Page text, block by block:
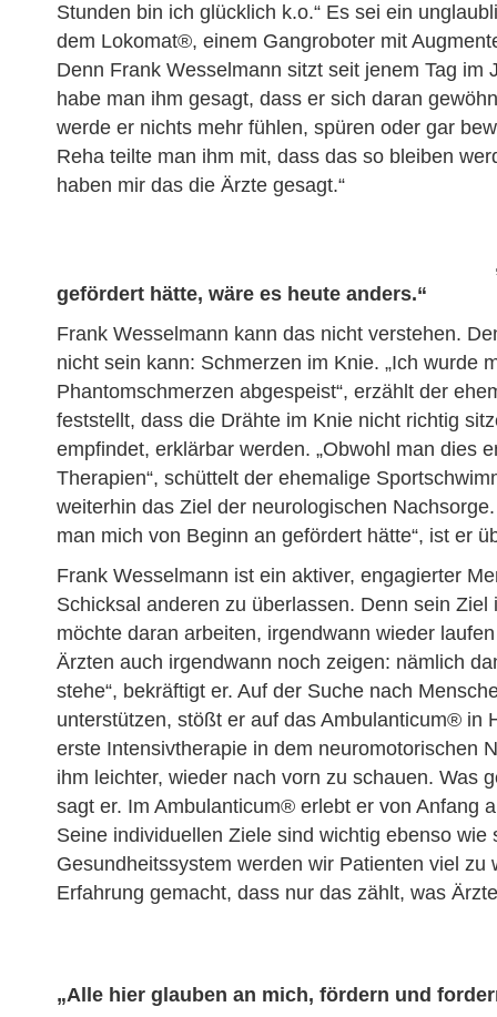
Stunden bin ich glücklich k.o.“ Es sei ein
dem Lokomat®, einem Gangroboter mit
Denn Frank Wesselmann sitzt seit jenem Tag
habe man ihm gesagt, dass er sich daran
werde er nichts mehr fühlen, spüren oder gar
Reha teilte man ihm mit, dass das so bleiben
haben mir das die Ärzte gesagt.“
gefördert hätte, wäre es heute anders.“
Frank Wesselmann kann das nicht verstehen.
nicht sein kann: Schmerzen im Knie. „Ich wurde
Phantomschmerzen abgespeist“, erzählt der
feststellt, dass die Drähte im Knie nicht richtig
empfindet, erklärbar werden. „Obwohl man dies
Therapien“, schüttelt der ehemalige
weiterhin das Ziel der neurologischen
man mich von Beginn an gefördert hätte“, ist er
Frank Wesselmann ist ein aktiver, engagierter
Schicksal anderen zu überlassen. Denn sein
möchte daran arbeiten, irgendwann wieder
Ärzten auch irgendwann noch zeigen: nämlich
stehe“, bekräftigt er. Auf der Suche nach
unterstützen, stößt er auf das Ambulanticum® in
erste Intensivtherapie in dem neuromotorischen
ihm leichter, wieder nach vorn zu schauen. Was
sagt er. Im Ambulanticum® erlebt er von Anfang
Seine individuellen Ziele sind wichtig ebenso wie
Gesundheitssystem werden wir Patienten viel zu
Erfahrung gemacht, dass nur das zählt, was
„Alle hier glauben an mich, fördern und